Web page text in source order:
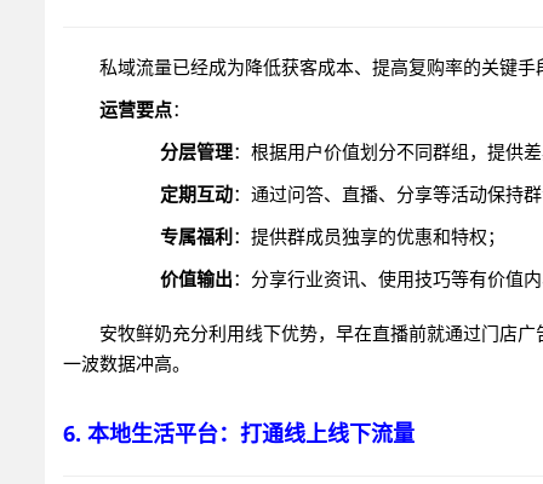
私域流量已经成为降低获客成本、提高复购率的关键
运营要点：
分层管理：根据用户价值划分不同群组，提供
定期互动：通过问答、直播、分享等活动保持
专属福利 ：提供群成员独享的优惠和特权；
价值输出：分享行业资讯、使用技巧等有价值
安牧鲜奶充分利用线下优势，早在直播前就通过门店
一波数据冲高。
6. 本地生活平台：打通线上线下流量